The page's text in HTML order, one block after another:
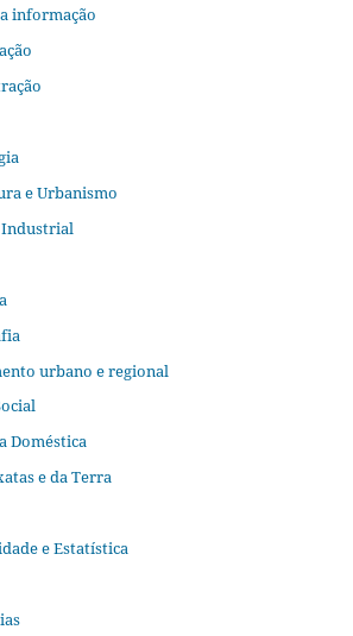
informação
e Urbanismo
Industrial
urbano e regional
Doméstica
e da Terra
e Estatística